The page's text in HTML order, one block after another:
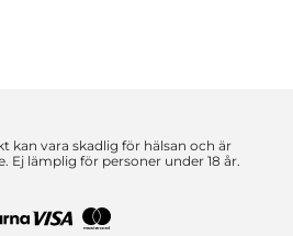
kan vara skadlig för hälsan och är
Ej lämplig för personer under 18 år.